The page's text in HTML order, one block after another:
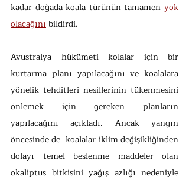
kadar doğada koala türünün tamamen yok
olacağını bildirdi.
Avustralya hükümeti kolalar için bir
kurtarma planı yapılacağını ve koalalara
yönelik tehditleri nesillerinin tükenmesini
önlemek için gereken planların
yapılacağını açıkladı. Ancak yangın
öncesinde de  koalalar iklim değişikliğinden
dolayı temel beslenme maddeler olan
okaliptus bitkisini yağış azlığı nedeniyle